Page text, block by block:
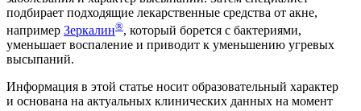
подбирает подходящие лекарственные средства от акне,
например Зеркалин®, который борется с бактериями,
уменьшает воспаление и приводит к уменьшению угревых
высыпаний.
Информация в этой статье носит образовательный характер
и основана на актуальных клинических данных на момент